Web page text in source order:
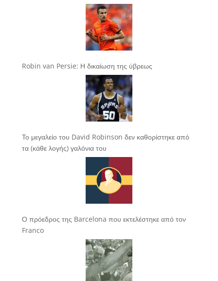
Robin van Persie: Η δικαίωση της ύβρεως
Το μεγαλείο του David Robinson δεν καθορίστηκε από
τα (κάθε λογής) γαλόνια του
Ο πρόεδρος της Barcelona που εκτελέστηκε από τον
Franco